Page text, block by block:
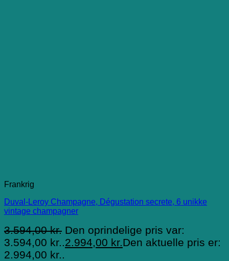
Frankrig
Duval-Leroy Champagne, Dégustation secrete, 6 unikke
vintage champagner
3.594,00kr. Den oprindelige pris var:
3.594,00 kr..2.994,00 kr.Den aktuelle pris er:
2.994,00 kr..